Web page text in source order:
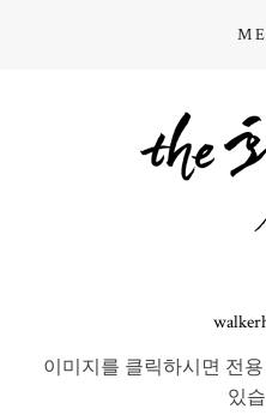
이미지를 클릭하시면 전
있